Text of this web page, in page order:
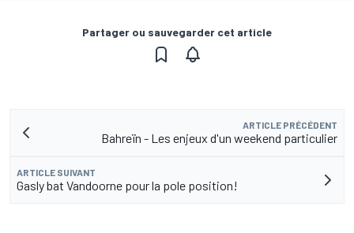
Partager ou sauvegarder cet article
ARTICLE PRÉCÉDENT
Bahreïn - Les enjeux d'un weekend particulier
ARTICLE SUIVANT
Gasly bat Vandoorne pour la pole position!